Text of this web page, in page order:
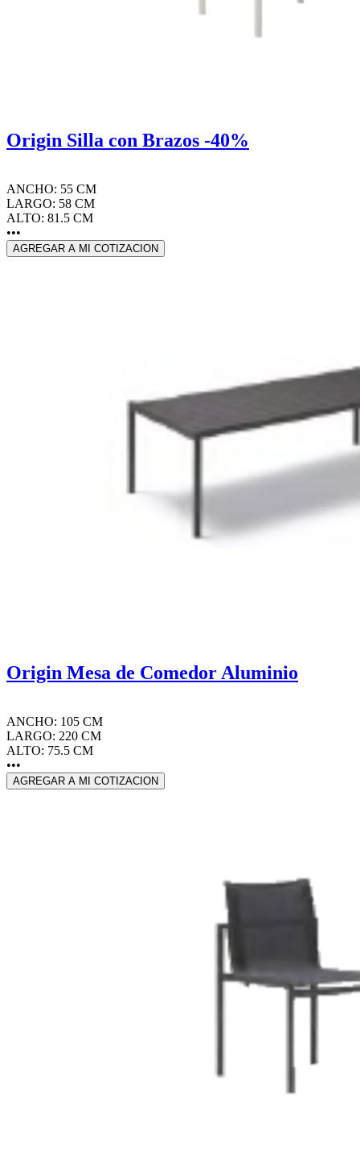
Origin Silla con Brazos -40%
ANCHO: 55 CM
LARGO: 58 CM
ALTO: 81.5 CM
•••
AGREGAR A MI COTIZACION
Origin Mesa de Comedor Aluminio
ANCHO: 105 CM
LARGO: 220 CM
ALTO: 75.5 CM
•••
AGREGAR A MI COTIZACION